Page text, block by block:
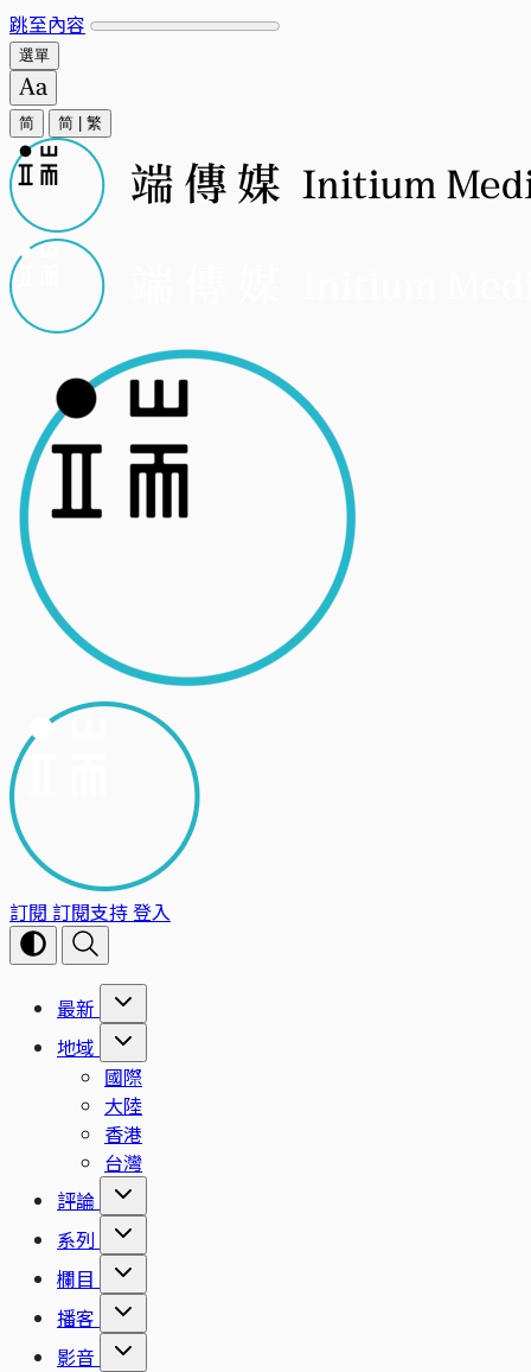
跳至內容
選單
简 简 繁
訂閱 訂閱支持登入
最新
地域
國際
大陸
香港
台灣
評論
系列
欄目
播客
影音